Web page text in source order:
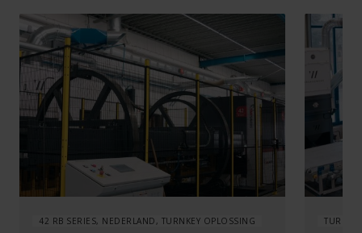
42 RB SERIES, NEDERLAND, TURNKEY OPLOSSING